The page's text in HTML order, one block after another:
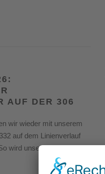
AUF DER 306
wir wieder mit unserem
auf dem Linienverlauf
wird unser Wagen vom